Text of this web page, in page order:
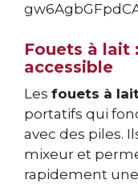
Fouets à lait
accessible
Les fouets à
portatifs qui
avec des piles.
mixeur et
rapidement